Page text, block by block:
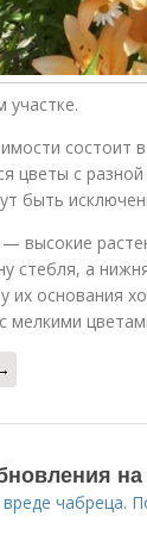
участке.
состоит
цветы с
быть
высокие
стебля, а
их основания
мелкими
на
чабреца.